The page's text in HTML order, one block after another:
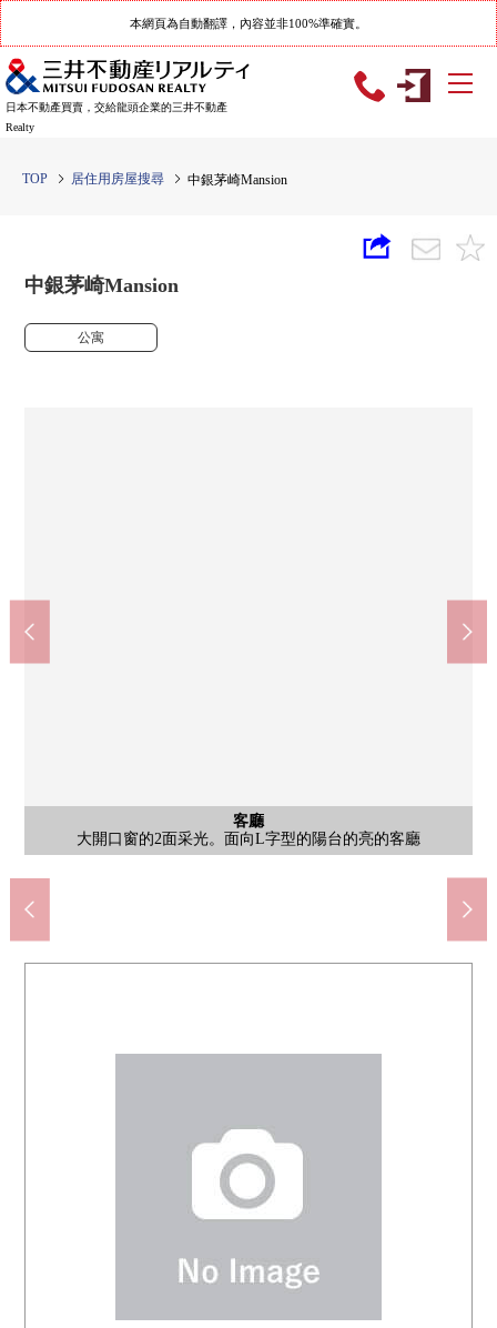
本網頁為自動翻譯，內容並非100%準確實。
日本不動產買賣，交給龍頭企業的三井不動產
Realty
TOP 居住用房屋搜尋 中銀茅崎Mansion
中銀茅崎Mansion
公寓
客廳
大開口窗的2面采光。面向L字型的陽台的亮的客廳
風景
來自東南一側陽台的風景
客廳
陽台
東南一側陽台
廚房
有以白為基調的清潔感覺的廚房
公共汽車
換氣也有窗的順利
洗臉
附帶時尚的三面鏡的盥洗台
西式房間
約11.3張塌塌米西式房間
西式房間
約11.3張塌塌米西式房間
西式房間
約6.3張塌塌米東北一側西式房間
西式房間
約6.3張塌塌米東北一側西式房間
西式房間
約6.3張塌塌米西南一側西式房間
西式房間
約6.3張塌塌米西南一側西式房間
門口
門口
其他
有路徑，并且也確保隱私性
客廳
陽台
東北一側陽台
風景
來自東北一側陽台的風景
陽台
東南一側陽台
陽台
東南一側陽台
門口
其他
廚房旁邊的存儲空間。洗衣機場地。
洗臉
廁所
廚房
廚房
3份爐子
外觀
重厚感覺某一個瓷磚貼rino外觀
陽台
從約6.3張塌塌米西式房間連接的陽台
入口
外觀
外觀
共有部分
腳踏車停放處
外觀
tamaya濱見平商店(約650m)
７－ＥＬＥＶＥｎ茅崎南湖商店(約550m)
SUNDRUG早餐帶午飯茅崎商店(約650m)
茅崎市立柳島小學(約1300m)
茅崎市立中島中學(約1700m)
道路的車站湘南chigasaki(約1100m)
成田診所(約850m)
柳島運動公園(約1200m)